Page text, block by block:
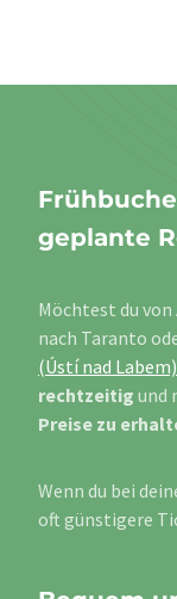
geplante
Möchtest du von
nach Taranto
(Ústí nad Labem)
rechtzeitig und
Preise zu
Wenn du bei
oft günstigere